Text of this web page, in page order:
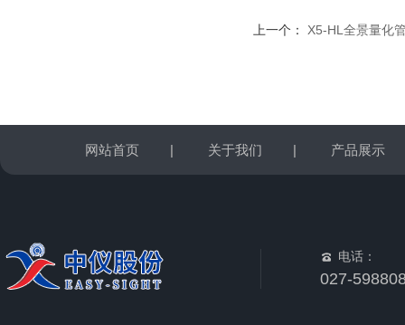
上一个： X5-HL全景量化
网站首页 | 关于我们 | 产品展示
电话：
027-